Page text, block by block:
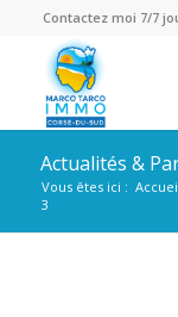
Contactez moi 7/7
Actualités &
Vous êtes ici :
3